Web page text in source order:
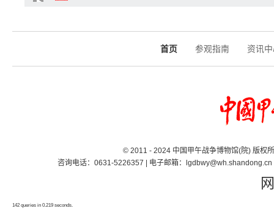
首页 参观指南 资讯
© 2011 - 2024 中国甲午战争博物馆(院) 版
咨询电话：0631-5226357 | 电子邮箱：
142 queries in 0.219 seconds.